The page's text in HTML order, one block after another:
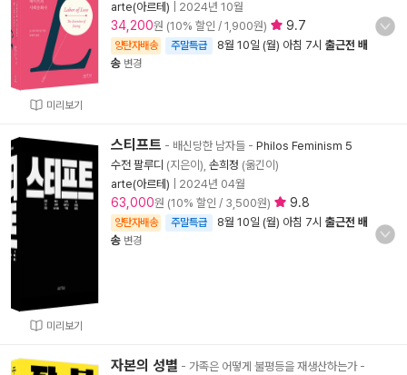
미리보기
arte(아르테)
2024년 10월
34,200원 (10% 할인 / 1,900원) 9.7
양탄자배송 주말특급 8월 10일 (월) 아침 7시 출근전 배
송 변경
미리보기
스티프트 - 배신당한 남자들 - Philos Feminism 5
수전 팔루디 (지은이), 손희정 (옮긴이)
arte(아르테)
2024년 04월
63,000원 (10% 할인 / 3,500원) 9.8
양탄자배송 주말특급 8월 10일 (월) 아침 7시 출근전 배
송 변경
자본의 성별 - 가족은 어떻게 불평등을 재생산하는가-